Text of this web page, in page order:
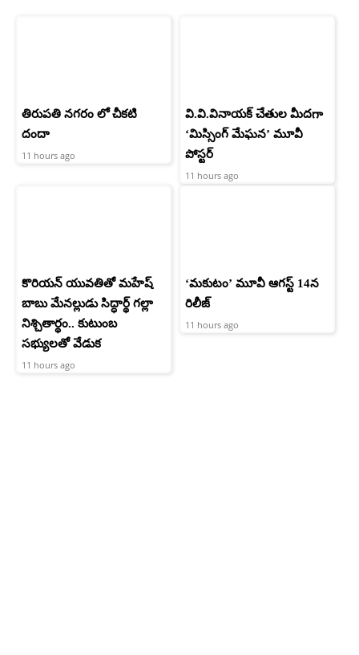
తిరుపతి నగరం లో చీకటి
దందా
11 hours ago
వి.వి.వినాయక్ చేతుల మీదగా
‘మిస్సింగ్ మేఘన’ మూవీ
పోస్టర్
11 hours ago
కొరియన్ యువతితో మహేష్
బాబు మేనల్లుడు సిద్ధార్థ్ గల్లా
నిశ్చితార్థం.. కుటుంబ
సభ్యులతో వేడుక
11 hours ago
‘మకుటం’ మూవీ ఆగస్ట్ 14న
రిలీజ్
11 hours ago